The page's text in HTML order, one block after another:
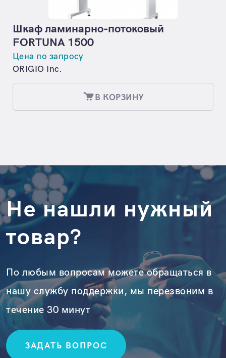
Шкаф ламинарно-потоковый
FORTUNA 1500
Цена по запросу
ORIGIO Inc.
В КОРЗИНУ
Не нашли нужный
товар?
По любым вопросам можете обращаться в
нашу службу поддержки, мы перезвоним в
течение 30 минут
ЗАДАТЬ ВОПРОС